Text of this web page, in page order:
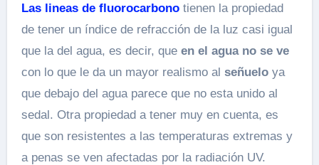
Las lineas de fluorocarbonotienen la propiedad
de tener un índice de refracción de la luz casi igual
que la del agua, es decir, que en el agua no se ve
con lo que le da un mayor realismo al señueloya
que debajo del agua parece que no esta unido al
sedal. Otra propiedad a tener muy en cuenta, es
que son resistentes a las temperaturas extremas y
a penas se ven afectadas por la radiación UV.